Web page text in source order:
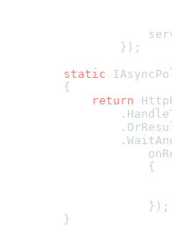
                });
static
        {
return
                    {
                    });
        }